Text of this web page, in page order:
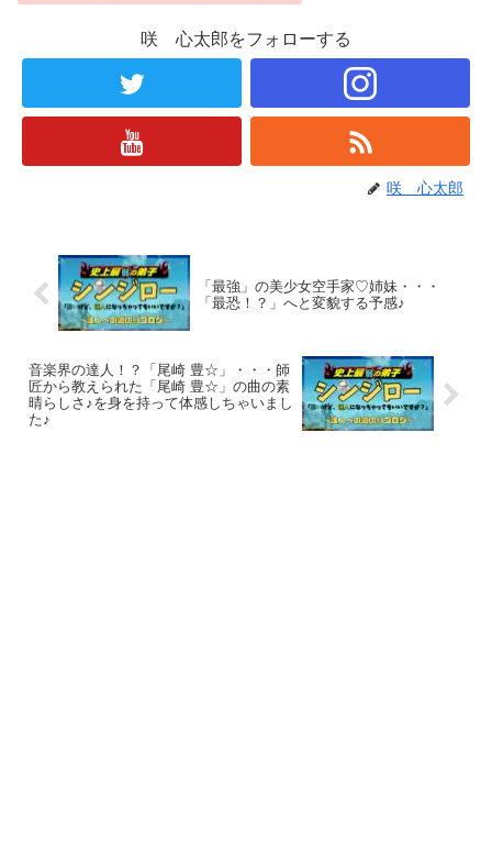
咲 心太郎をフォローする
咲 心太郎
「最強」の美少女空手家♡姉妹・・・
「最恐！？」へと変貌する予感♪
音楽界の達人！？「尾崎 豊☆」・・・師
匠から教えられた「尾崎 豊☆」の曲の素
晴らしさ♪を身を持って体感しちゃいまし
た♪